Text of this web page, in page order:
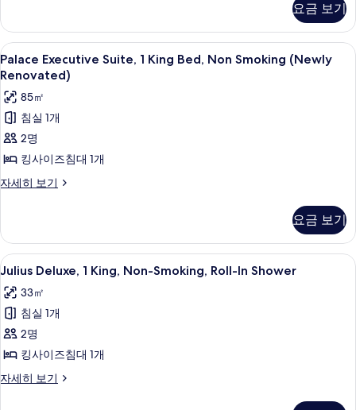
진
모
두
보
기
King
Bed
(Newly
Renovated)
세
히
보
기
요금 보기
Palace
Executive
Suite,
1
King
Bed,
Non
Smoking
사
진
모
두
보
기
필로우탑 침대, 객실 내 금고, 책상, 암
4
Palace Executive Suite, 1 King Bed, Non Smoking (Newly
Renovated)
85㎡
침실 1개
2명
킹사이즈침대 1개
자세히 보기
Palace
King
Bed,
Non
(Newly
Renovated)
자
세
히
기
요금 보기
Julius
Deluxe,
1
King,
Non-
Smoking,
Roll-
In
Julius Deluxe, 1 King, Non-Smoking,
5
Julius Deluxe, 1 King, Non-Smoking, Roll-In Shower
33㎡
침실 1개
2명
킹사이즈침대 1개
자세히 보기
Julius